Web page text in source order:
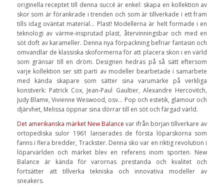
originella receptet till denna succé är enkel: skapa en kollektion av
skor som är förankrade i trenden och som är tillverkade i ett fram
tills idag oväntat material… Plast! Modellerna är helt formade i en
teknologi av värme-insprutad plast, återvinningsbar och med en
söt doft av karameller. Denna nya förpackning befriar fantasin och
omvandlar de klassiska skoformerna för att placera skon i en värld
som gränsar till en dröm. Designen hedras på så sätt eftersom
varje kollektion ser sitt parti av modeller bearbetade i samarbete
med kända skapare som sätter sina varumärke på verkliga
konstverk: Patrick Cox, Jean-Paul Gaultier, Alexandre Hercovitch,
Judy Blame, Vivienne Weswood, osv… Pop och estetik, glamour och
djärvhet, Melissa öppnar sina dörrar till en söt och färgad värld.
Det amerikanska märket New Balance var ifrån början tillverkare av
ortopediska sulor 1961 lanserades de första löparskorna som
fanns i flera bredder, Trackster. Denna sko var en riktig revolution i
löparvärlden och märket blev en referens inom sporten. New
Balance är kända för varornas prestanda och kvalitet och
fortsätter att tillverka tekniska och innovativa modeller av
sneakers.